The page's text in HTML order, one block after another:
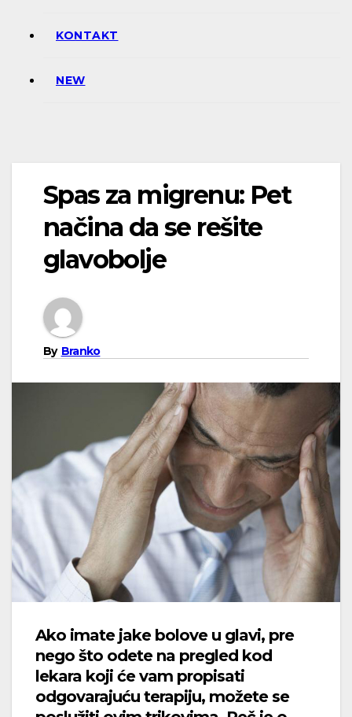
KONTAKT
NEW
Spas za migrenu: Pet
načina da se rešite
glavobolje
By Branko
Ako imate jake bolove u glavi, pre
nego što odete na pregled kod
lekara koji će vam propisati
odgovarajuću terapiju, možete se